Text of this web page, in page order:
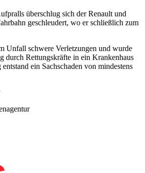
überschlug sich der Renault und
geschleudert, wo er schließlich zum
Unfall schwere Verletzungen und wurde
durch Rettungskräfte in ein Krankenhaus
ein Sachschaden von mindestens